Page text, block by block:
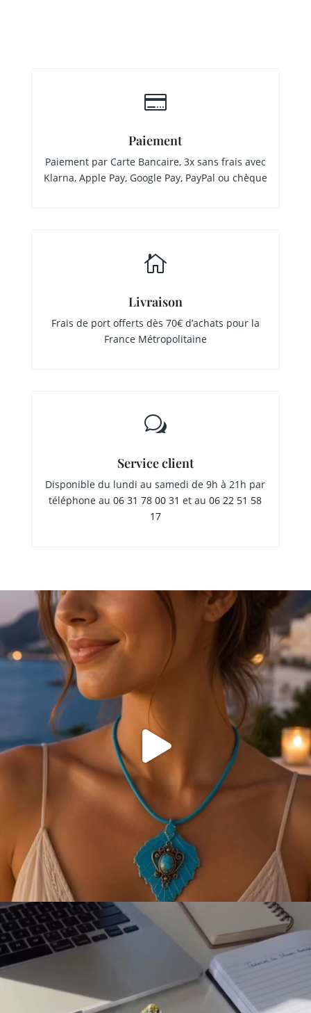

Paiement
Paiement par Carte Bancaire, 3x sans frais avec
Klarna, Apple Pay, Google Pay, PayPal ou chèque

Livraison
Frais de port offerts dès 70€ d’achats pour la
France Métropolitaine
w
Service client
Disponible du lundi au samedi de 9h à 21h par
téléphone au06 31 78 00 31 et au06 22 51 58
17